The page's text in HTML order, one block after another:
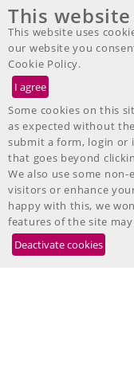
This
This website uses
our website you
Cookie Policy.
Some cookies on this
as expected without
submit a form, login or
that goes beyond
We also use some
visitors or enhance
happy with this, we
features of the site